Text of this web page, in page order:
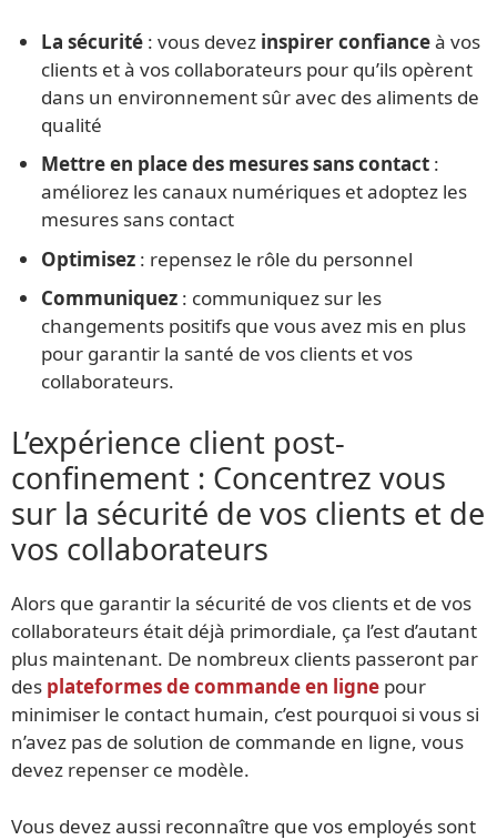
La sécurité : vous devez inspirer confianceà vos
clients et à vos collaborateurs pour qu’ils opèrent
dans un environnement sûr avec des aliments de
qualité
Mettre en place des mesures sans contact :
améliorez les canaux numériques et adoptez les
mesures sans contact
Optimisez : repensez le rôle du personnel
Communiquez : communiquez sur les
changements positifs que vous avez mis en plus
pour garantir la santé de vos clients et vos
collaborateurs.
L’expérience client post-
confinement : Concentrez vous
sur la sécurité de vos clients et de
vos collaborateurs
Alors que garantir la sécurité de vos clients et de vos
collaborateurs était déjà primordiale, ça l’est d’autant
plus maintenant. De nombreux clients passeront par
des plateformes de commande en ligne pour
minimiser le contact humain, c’est pourquoi si vous si
n’avez pas de solution de commande en ligne, vous
devez repenser ce modèle.
Vous devez aussi reconnaître que vos employés sont